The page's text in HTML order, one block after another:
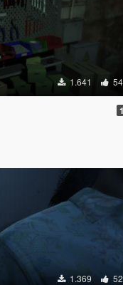
1.641 54
1.369 52